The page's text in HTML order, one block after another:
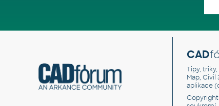
CAD
Tipy,
Map, Civil
aplikace